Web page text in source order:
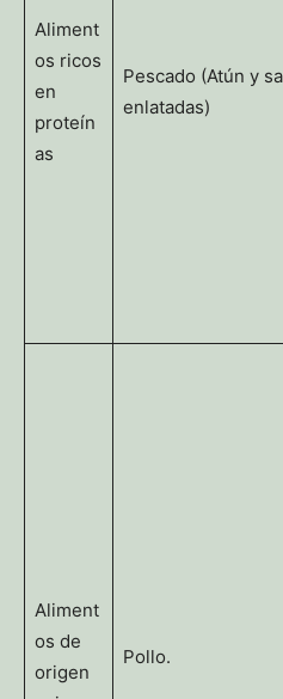
Aliment
os ricos
en
proteín
as
Pescado (Atún y
enlatadas)
Aliment
os de
origen
Pollo.